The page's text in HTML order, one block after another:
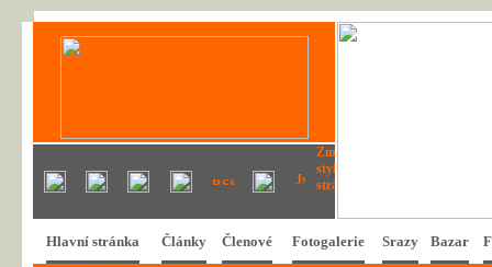
Hlavní stránka Články Členové Fotogalerie Srazy Bazar